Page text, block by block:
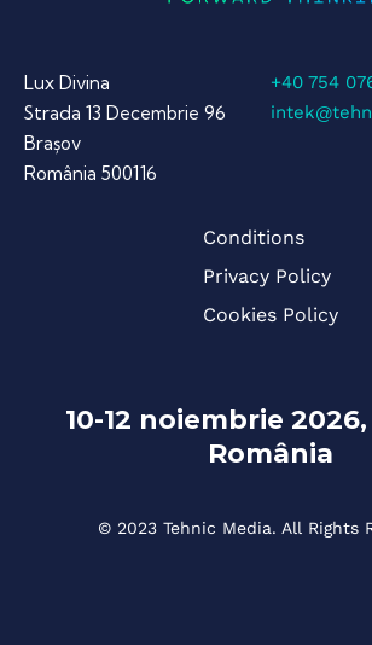
Lux Divina
Strada 13 Decembrie 96
Brașov
România 500116
+40 754
Conditions
Privacy Policy
Cookies Policy
10-12 noiembrie
România
© 2023 Tehnic Media. All Rights